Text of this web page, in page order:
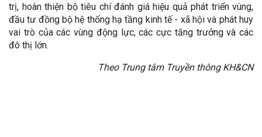
trị, hoàn thiện bộ tiêu chí đánh giá hiệu quả phát triển vùng,
đầu tư đồng bộ hệ thống hạ tầng kinh tế - xã hội và phát huy
vai trò của các vùng động lực, các cực tăng trưởng và các
đô thị lớn.
Theo Trung tâm Truyền thông KH&CN